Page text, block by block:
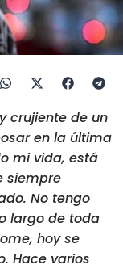
crujiente de un
en la última
mi vida, está
siempre
No tengo
largo de toda
hoy se
Hace varios